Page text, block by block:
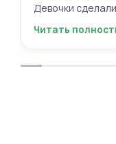
Девочки
фантастическую
для
Читать